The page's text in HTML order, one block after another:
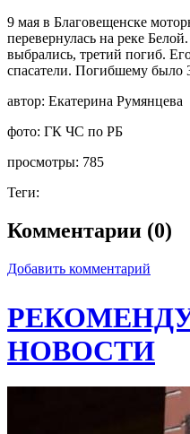
9 мая в Благовещенске
перевернулась на реке
выбрались, третий погиб.
спасатели. Погибшему было
автор: Екатерина Румянцева
фото: ГК ЧС по РБ
просмотры: 785
Теги:
Комментарии (0)
Добавить комментарий
НОВОСТИ